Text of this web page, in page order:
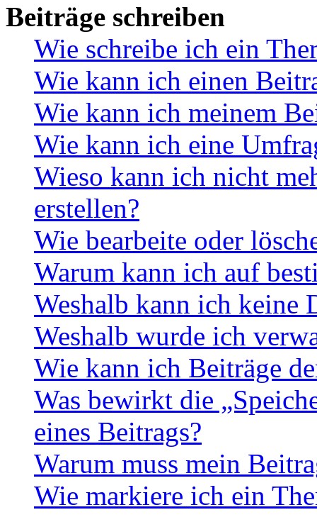
Beiträge schreiben
Wie schreibe ich ein
Wie kann ich einen
Wie kann ich meinem
Wie kann ich eine
Wieso kann ich nicht
erstellen?
Wie bearbeite oder
Warum kann ich auf
Weshalb kann ich keine
Weshalb wurde ich
Wie kann ich Beiträge
Was bewirkt die
eines Beitrags?
Warum muss mein
Wie markiere ich ein